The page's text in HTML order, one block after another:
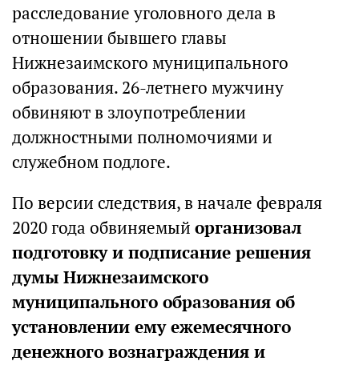
расследование уголовного дела в
отношении бывшего главы
Нижнезаимского муниципального
образования. 26-летнего мужчину
обвиняют в злоупотреблении
должностными полномочиями и
служебном подлоге.
По версии следствия, в начале февраля
2020 года обвиняемый организовал
подготовку и подписание решения
думы Нижнезаимского
муниципального образования об
установлении ему ежемесячного
денежного вознаграждения и